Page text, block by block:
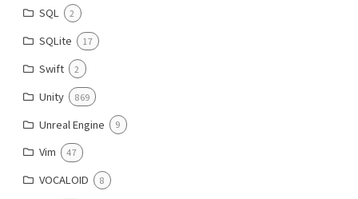
SQL 2
SQLite 17
Swift 2
Unity 869
Unreal Engine 9
Vim 47
VOCALOID 8